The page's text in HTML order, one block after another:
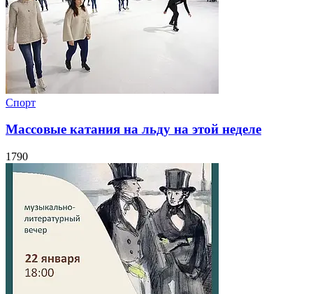
Спорт
Массовые катания на льду на этой неделе
1790